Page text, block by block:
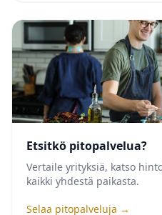
Etsitkö pitopalvelua?
Vertaile yrityksiä, katso
kaikki yhdestä paikasta.
Selaa pitopalveluja →